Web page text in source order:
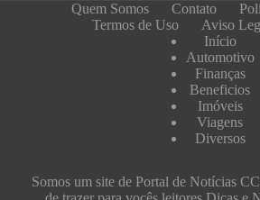
Quem Somos Contato
Termos de Uso
Aviso
Início
Automotivo
Finanças
Beneficios
Imóveis
Viagens
Diversos
Somos um site de Portal de Notícias